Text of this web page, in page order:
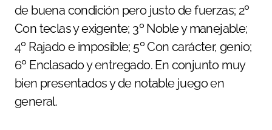
de buena condición pero justo de fuerzas; 2º
Con teclas y exigente; 3º Noble y manejable;
4º Rajado e imposible; 5º Con carácter, genio;
6º Enclasado y entregado. En conjunto muy
bien presentados y de notable juego en
general.